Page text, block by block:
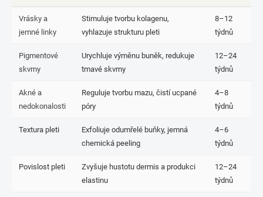
Vrásky a
jemné linky
Stimuluje tvorbu kolagenu,
vyhlazuje strukturu pleti
8–12
týdnů
Pigmentové
skvrny
Urychluje výměnu buněk, redukuje
tmavé skvrny
12–24
týdnů
Akné a
nedokonalosti
Reguluje tvorbu mazu, čistí ucpané
póry
4–8
týdnů
Textura pleti
Exfoliuje odumřelé buňky, jemná
chemická peeling
4–6
týdnů
Povislost pleti
Zvyšuje hustotu dermis a produkci
elastinu
12–24
týdnů